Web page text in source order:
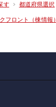
す 都道府県選択
フロント（棟情報）